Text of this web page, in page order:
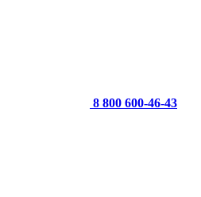
8 800 600-46-43